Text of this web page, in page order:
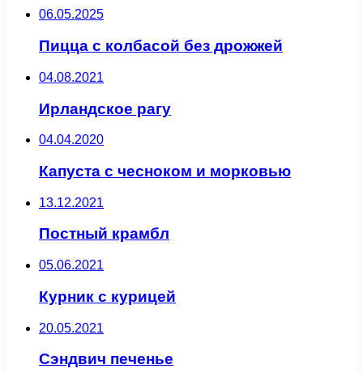
06.05.2025
Пицца с колбасой без дрожжей
04.08.2021
Ирландское рагу
04.04.2020
Капуста с чесноком и морковью
13.12.2021
Постный крамбл
05.06.2021
Курник с курицей
20.05.2021
Сэндвич печенье